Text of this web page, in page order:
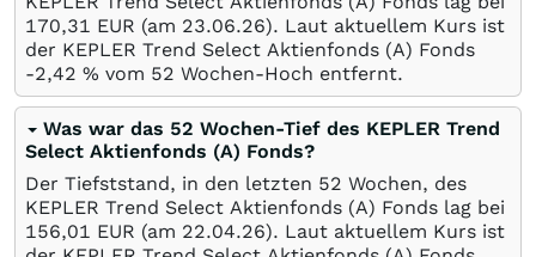
170,31 EUR (am 23.06.26). Laut aktuellem Kurs ist
der KEPLER Trend Select Aktienfonds (A) Fonds
-2,42 % vom 52 Wochen-Hoch entfernt.
Was war das 52 Wochen-Tief des KEPLER Trend
Select Aktienfonds (A) Fonds?
Der Tiefststand, in den letzten 52 Wochen, des
KEPLER Trend Select Aktienfonds (A) Fonds lag bei
156,01 EUR (am 22.04.26). Laut aktuellem Kurs ist